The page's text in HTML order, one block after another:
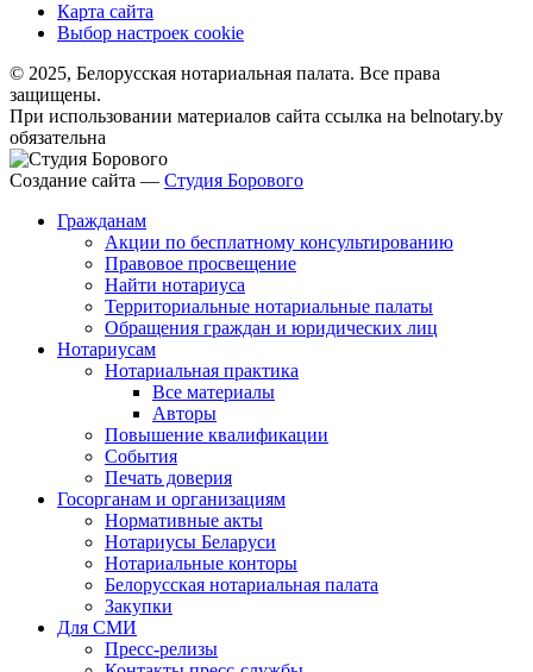
Карта сайта
Выбор настроек cookie
© 2025, Белорусская нотариальная палата. Все права
защищены.
При использовании материалов сайта ссылка на belnotary.by
обязательна
Создание сайта — Студия Борового
Гражданам
Акции по бесплатному консультированию
Правовое просвещение
Найти нотариуса
Территориальные нотариальные палаты
Обращения граждан и юридических лиц
Нотариусам
Нотариальная практика
Все материалы
Авторы
Повышение квалификации
События
Печать доверия
Госорганам и организациям
Нормативные акты
Нотариусы Беларуси
Нотариальные конторы
Белорусская нотариальная палата
Закупки
Для СМИ
Пресс-релизы